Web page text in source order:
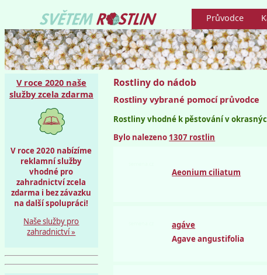
Průvodce
V roce 2020 naše
služby zcela zdarma
V roce 2020 nabízíme
reklamní služby
vhodné pro
zahradnictví zcela
zdarma i bez závazku
na další spolupráci!
Naše služby pro
zahradnictví »
Rostliny do nádob
Rostliny vybrané pomocí průvodce
Rostliny vhodné k pěstování v
Bylo nalezeno 1307 rostlin
Aeonium ciliatum
agáve
Agave angustifolia